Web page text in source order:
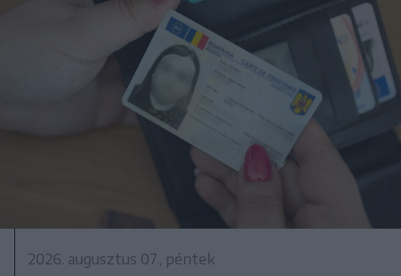
2026. augusztus 07., péntek